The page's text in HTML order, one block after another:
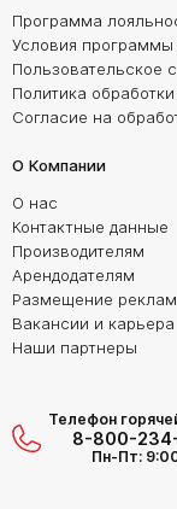
Программа
Условия программы
Пользовательское
Политика
Согласие на
О Компании
О нас
Контактные данные
Производителям
Арендодателям
Размещение
Вакансии и карьера
Наши партнеры
Телефон
8-800-
Пн-Пт: